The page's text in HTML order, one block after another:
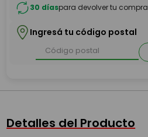
30 díaspara devolver tu compra
Ingresá tu código postal
Detalles del Producto